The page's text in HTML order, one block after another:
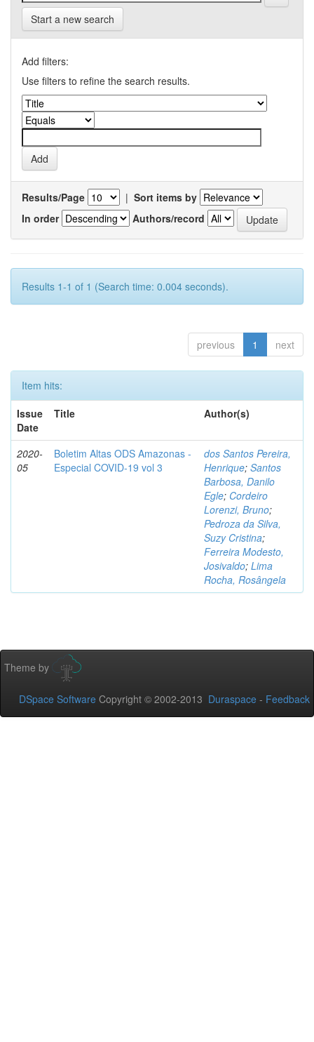
Start a new search
Add filters:
Use filters to refine the search results.
Results/Page | Sort items by
In order
Authors/record
Results 1-1 of 1 (Search time: 0.004 seconds).
previous 1 next
Item hits:
Issue
Date
Title Author(s)
2020-
05
Boletim Altas ODS Amazonas -
Especial COVID-19 vol 3
dos Santos Pereira,
Henrique; Santos
Barbosa, Danilo
Egle; Cordeiro
Lorenzi, Bruno;
Pedroza da Silva,
Suzy Cristina;
Ferreira Modesto,
Josivaldo; Lima
Rocha, Rosângela
Theme by
DSpace Software Copyright © 2002-2013 Duraspace - Feedback